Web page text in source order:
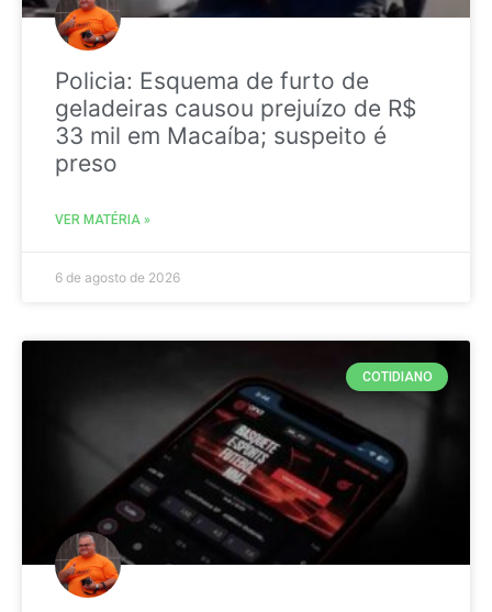
Policia: Esquema de furto de
geladeiras causou prejuízo de R$
33 mil em Macaíba; suspeito é
preso
VER MATÉRIA »
6 de agosto de 2026
COTIDIANO